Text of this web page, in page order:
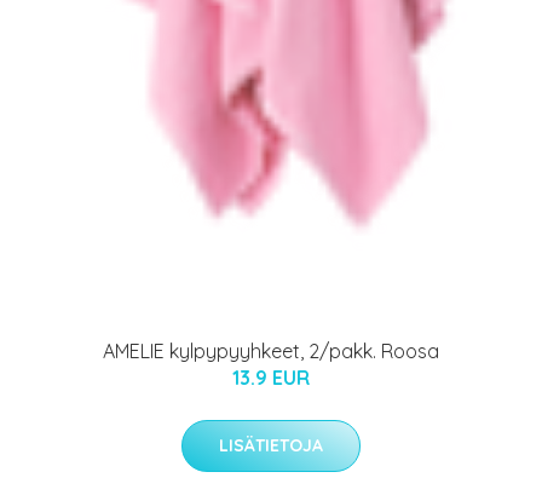
AMELIE kylpypyyhkeet, 2/pakk. Roosa
13.9 EUR
LISÄTIETOJA